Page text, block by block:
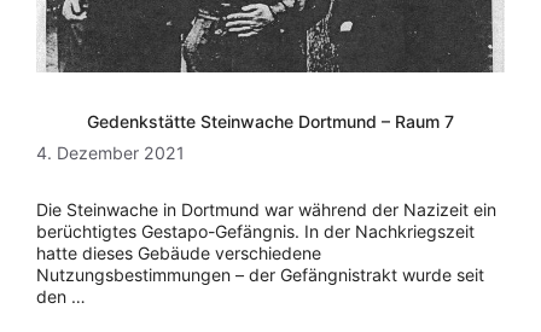
Gedenkstätte Steinwache Dortmund – Raum 7
4. Dezember 2021
Die Steinwache in Dortmund war während der Nazizeit ein
berüchtigtes Gestapo-Gefängnis. In der Nachkriegszeit
hatte dieses Gebäude verschiedene
Nutzungsbestimmungen – der Gefängnistrakt wurde seit
den …